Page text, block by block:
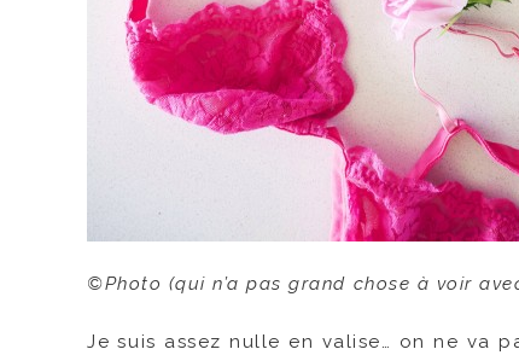
©Photo (qui n’a pas grand chose à voir
Je suis assez nulle en valise… on ne va